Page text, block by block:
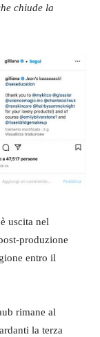
chiude la
uscita nel
produzione
entro il
rimane al
la terza